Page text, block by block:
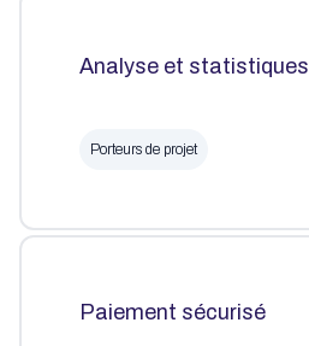
Analyse et statistiques
Porteurs de projet
Paiement sécurisé